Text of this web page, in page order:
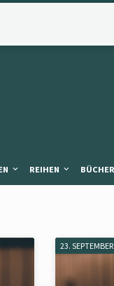
REIHEN BÜCHER
23.